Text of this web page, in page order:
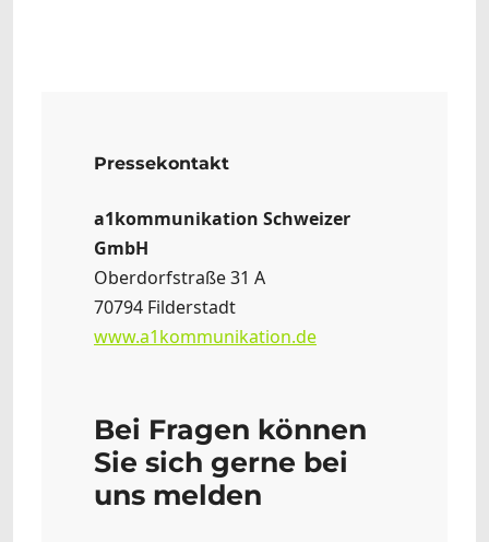
Pressekontakt
a1kommunikation Schweizer
GmbH
Oberdorfstraße 31 A
70794 Filderstadt
www.a1kommunikation.de
Bei Fragen können
Sie sich gerne bei
uns melden